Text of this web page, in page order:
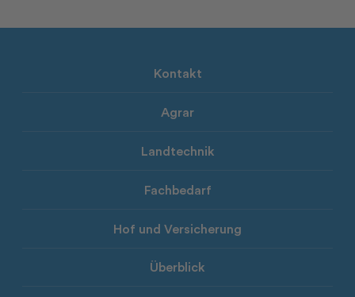
Kontakt
Agrar
Landtechnik
Fachbedarf
Hof und Versicherung
Überblick